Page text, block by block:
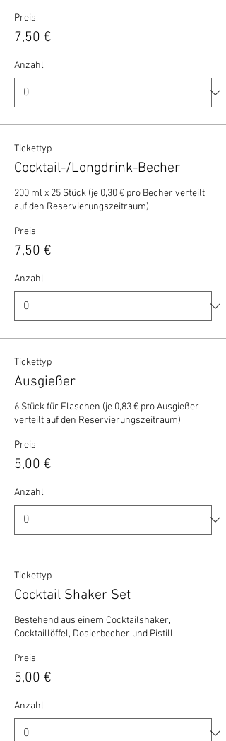
Preis
7,50 €
Anzahl
Tickettyp
Cocktail-/Longdrink-Becher
200 ml x 25 Stück (je 0,30 € pro Becher verteilt
auf den Reservierungszeitraum)
Preis
7,50 €
Anzahl
Tickettyp
Ausgießer
6 Stück für Flaschen (je 0,83 € pro Ausgießer
verteilt auf den Reservierungszeitraum)
Preis
5,00 €
Anzahl
Tickettyp
Cocktail Shaker Set
Bestehend aus einem Cocktailshaker,
Cocktaillöffel, Dosierbecher und Pistill.
Preis
5,00 €
Anzahl